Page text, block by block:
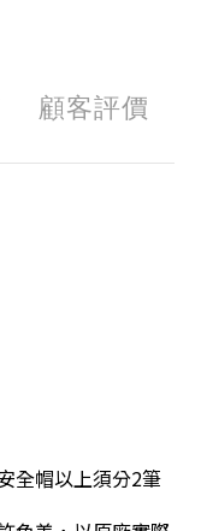
顧客評價
全帽以上須分2筆